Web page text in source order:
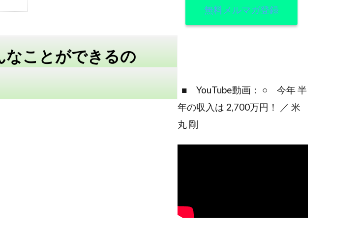
なことができるの
無料メルマガ登録
■ YouTube動画： ○ 今年 半
年の収入は 2,700万円！ ／ 米
丸 剛